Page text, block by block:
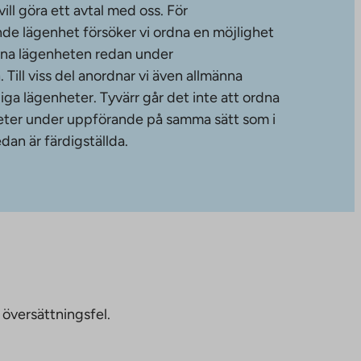
göra ett avtal med oss. För
lägenhet försöker vi ordna en möjlighet
lägenheten redan under
viss del anordnar vi även allmänna
lägenheter. Tyvärr går det inte att ordna
under uppförande på samma sätt som i
är färdigställda.